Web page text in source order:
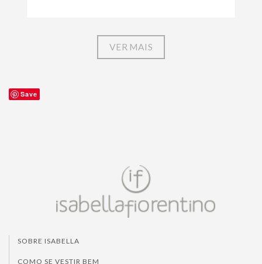
VER MAIS
Save
SOBRE ISABELLA
COMO SE VESTIR BEM